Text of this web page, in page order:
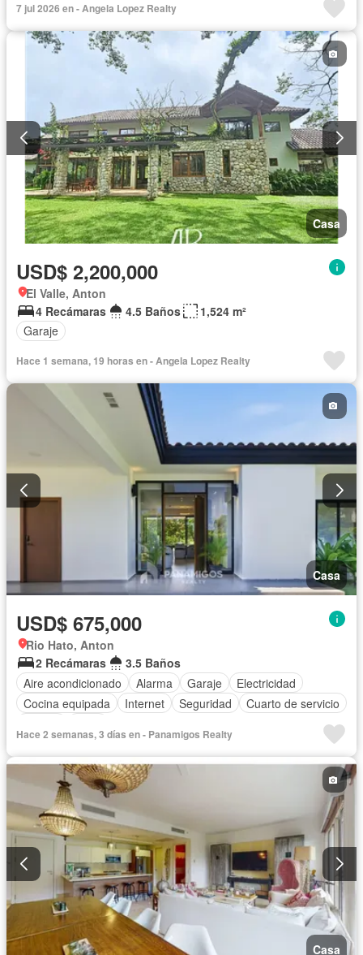
7 jul 2026 en - Angela Lopez Realty
Casa
USD$ 2,200,000
El Valle, Anton
4 Recámaras
4.5 Baños
1,524 m²
Garaje
Hace 1 semana, 19 horas en - Angela Lopez Realty
Casa
USD$ 675,000
Rio Hato, Anton
2 Recámaras
3.5 Baños
Aire acondicionado
Alarma Garaje
Electricidad
Cocina equipada
Internet Seguridad
Cuarto de servicio
Hace 2 semanas, 3 días en - Panamigos Realty
Casa